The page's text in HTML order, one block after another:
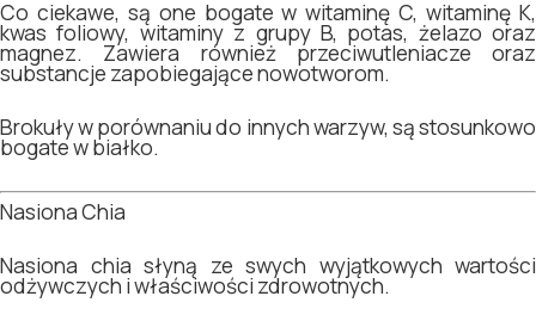
Co ciekawe, są one bogate w witaminę C, witaminę K,
kwas foliowy, witaminy z grupy B, potas, żelazo oraz
magnez. Zawiera również przeciwutleniacze oraz
substancje zapobiegające nowotworom.
Brokuły w porównaniu do innych warzyw, są stosunkowo
bogate w białko.
Nasiona Chia
Nasiona chia słyną ze swych wyjątkowych wartości
odżywczych i właściwości zdrowotnych.